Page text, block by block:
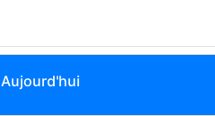
Aujourd'hui